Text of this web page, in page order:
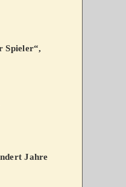
Spieler“,
Jahre